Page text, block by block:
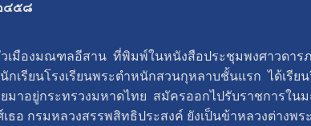
๔๕๘
องมณฑลอีสาน ที่พิมพ์ในหนังสือประชุมพงศาวดารภ
กเรียนโรงเรียนพระตำหนักสวนกุหลาบชั้นแรก ได้เรี
มาอยู่กระทรวงมหาดไทย สมัครออกไปรับราชการ
ธอ กรมหลวงสรรพสิทธิประสงค์ ยังเป็นข้าหลวงต่าง